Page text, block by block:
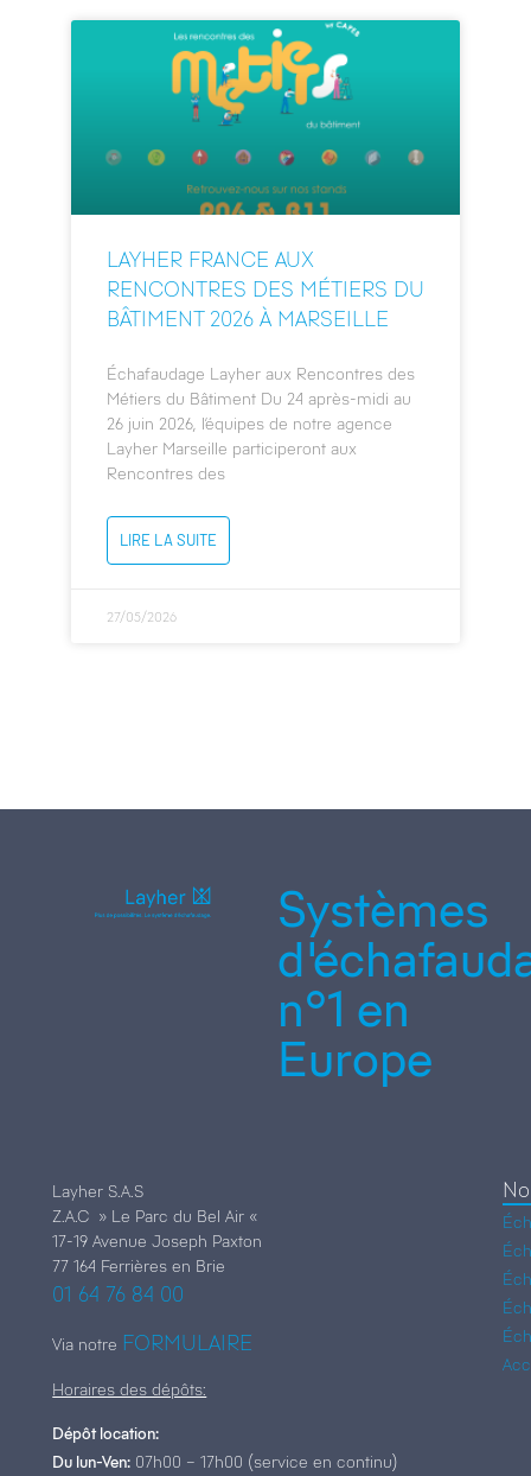
LAYHER FRANCE AUX
RENCONTRES DES MÉTIERS DU
BÂTIMENT 2026 À MARSEILLE
Échafaudage Layher aux Rencontres des
Métiers du Bâtiment Du 24 après-midi au
26 juin 2026, l’équipes de notre agence
Layher Marseille participeront aux
Rencontres des
LIRE LA SUITE
27/05/2026
Systèmes
n°1 en
Europe
Layher S.A.S
Z.A.C » Le Parc du Bel Air «
17-19 Avenue Joseph Paxton
77 164 Ferrières en Brie
01 64 76 84 00
Via notre FORMULAIRE
Horaires des dépôts:
Dépôt location:
Du lun-Ven: 07h00 – 17h00 (service en continu)